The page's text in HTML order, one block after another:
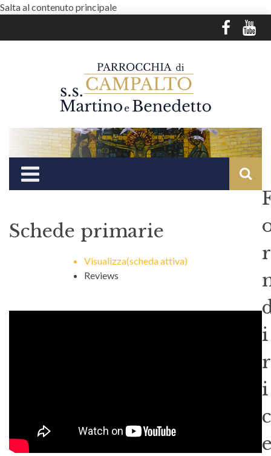
Salta al contenuto principale
r
i
r
i
c
Schede primarie
Visualizza(scheda attiva)
Reviews